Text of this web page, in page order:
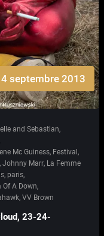
4 septembre 2013
and Sebastian,
Mc Guiness, Festival ,
, Johnny Marr, La Femme
, paris,
Of A Down,
, VV Brown
23-24-